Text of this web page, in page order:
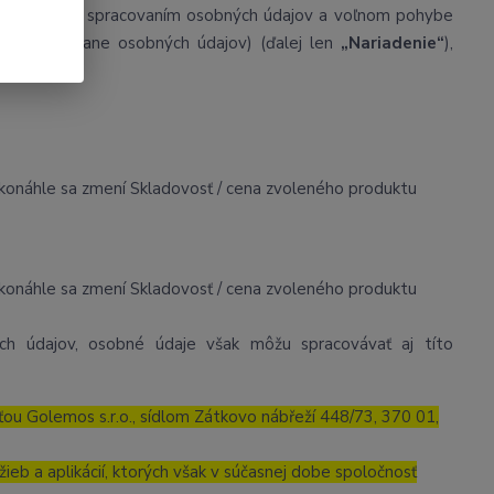
so spracovaním osobných údajov a voľnom pohybe
o ochrane osobných údajov) (ďalej len „Nariadenie“),
sa zmení Skladovosť / cena zvoleného produktu
sa zmení Skladovosť / cena zvoleného produktu
údajov, osobné údaje však môžu spracovávať aj títo
Golemos s.r.o., sídlom Zátkovo nábřeží 448/73, 370 01,
a aplikácií, ktorých však v súčasnej dobe spoločnosť